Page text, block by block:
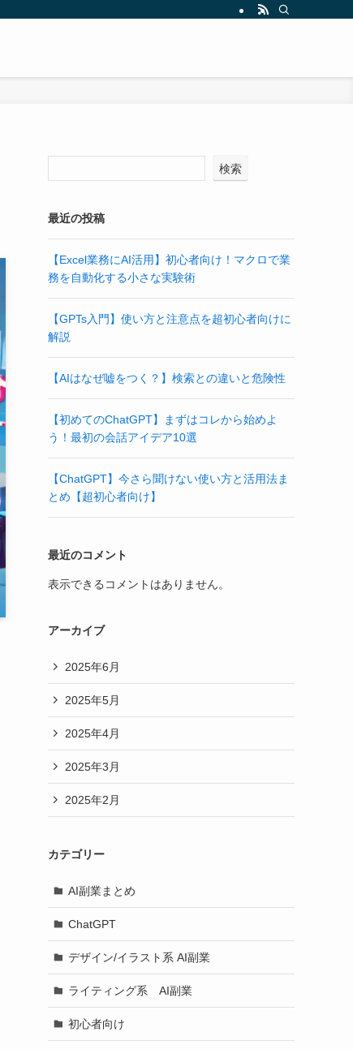
検索
最近の投稿
【Excel業務にAI活用】初心者向け！マクロで業
務を自動化する小さな実験術
【GPTs入門】使い方と注意点を超初心者向けに
解説
【AIはなぜ嘘をつく？】検索との違いと危険性
【初めてのChatGPT】まずはコレから始めよ
う！最初の会話アイデア10選
【ChatGPT】今さら聞けない使い方と活用法ま
とめ【超初心者向け】
最近のコメント
表示できるコメントはありません。
アーカイブ
2025年6月
2025年5月
2025年4月
2025年3月
2025年2月
カテゴリー
AI副業まとめ
ChatGPT
デザイン/イラスト系 AI副業
ライティング系 AI副業
初心者向け